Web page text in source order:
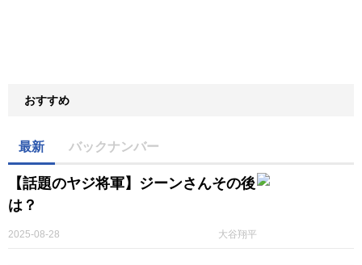
おすすめ
最新 バックナンバー
【話題のヤジ将軍】ジーンさんその後
は？
大谷翔平
2025-08-28